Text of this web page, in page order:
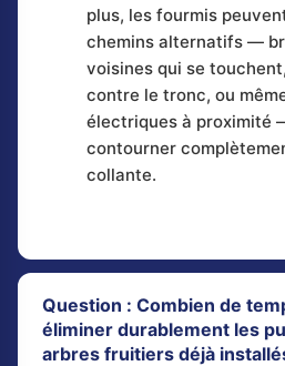
plus, les fourmis
chemins alternatifs —
voisines qui se
contre le tronc, ou
électriques à proximité
contourner
collante.
Question : Combien de
éliminer durablement les
arbres fruitiers déjà